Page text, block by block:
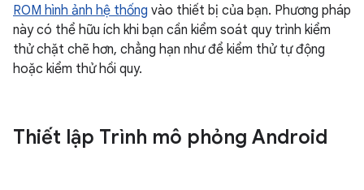
ROM hình ảnh hệ thống vào thiết bị của bạn. Phương pháp
này có thể hữu ích khi bạn cần kiểm soát quy trình kiểm
thử chặt chẽ hơn, chẳng hạn như để kiểm thử tự động
hoặc kiểm thử hồi quy.
Thiết lập Trình mô phỏng Android